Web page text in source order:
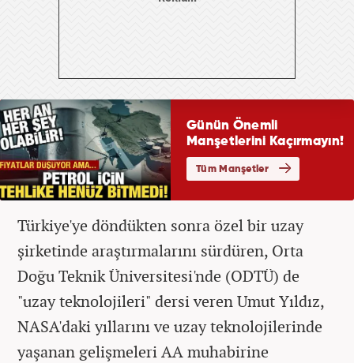
Türkiye'ye döndükten sonra özel bir uzay
şirketinde araştırmalarını sürdüren, Orta
Doğu Teknik Üniversitesi'nde (ODTÜ) de
"uzay teknolojileri" dersi veren Umut Yıldız,
NASA'daki yıllarını ve uzay teknolojilerinde
yaşanan gelişmeleri AA muhabirine